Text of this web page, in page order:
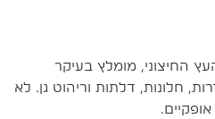
החיצוני, מומלץ בעיקר
חלונות, דלתות וריהוט גן. לא